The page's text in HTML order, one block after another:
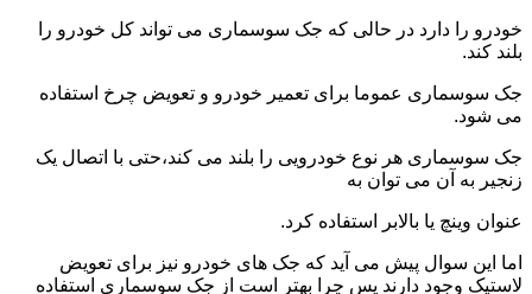
خودرو را دارد در حالی که جک سوسماری می تواند کل خودرو را
بلند کند.
جک سوسماری عموما برای تعمیر خودرو و تعویض چرخ استفاده
می شود.
جک سوسماری هر نوع خودرویی را بلند می کند،حتی با اتصال یک
زنجیر به آن می توان به
عنوان وینچ یا بالابر استفاده کرد.
اما این سوال پیش می آید که جک های خودرو نیز برای تعویض
لاستیک وجود دارند پس چرا بهتر است از جک سوسماری استفاده